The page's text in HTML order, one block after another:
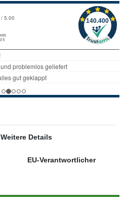
Weitere Details
EU-Verantwortlicher